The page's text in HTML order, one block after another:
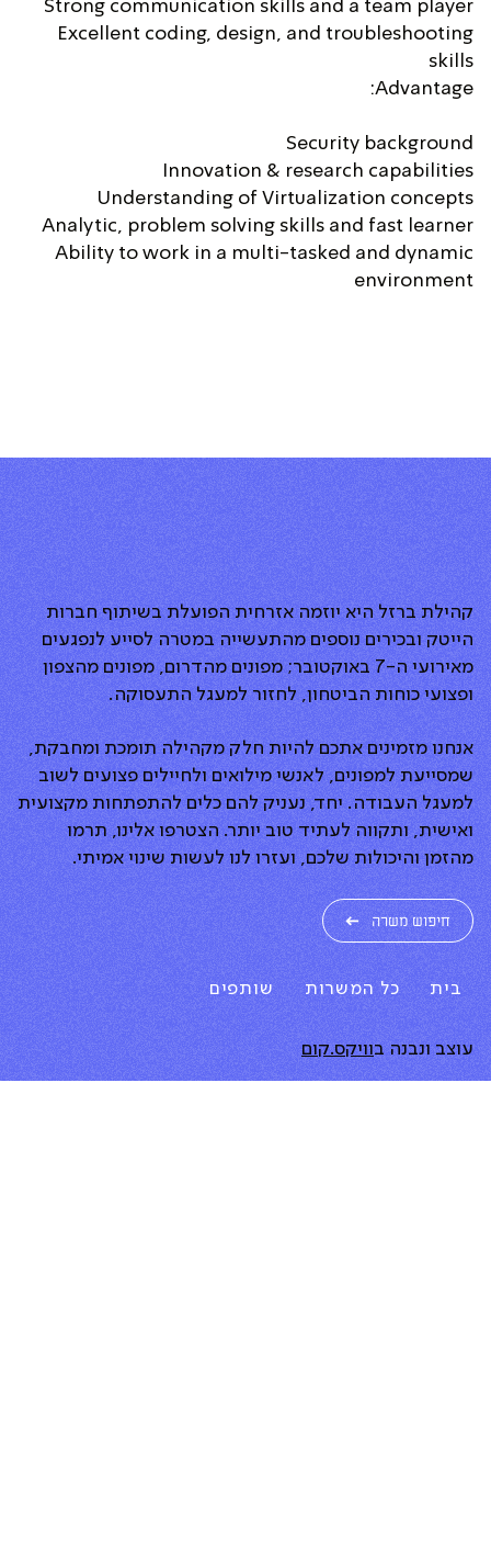
Strong communication skills and a team player
Excellent coding, design, and troubleshooting
skills
Advantage:
Security background
Innovation & research capabilities
Understanding of Virtualization concepts
Analytic, problem solving skills and fast learner
Ability to work in a multi-tasked and dynamic
environment
קהילת ברזל היא יוזמה אזרחית הפועלת בשיתוף חברות
הייטק ובכירים נוספים מהתעשייה במטרה לסייע לנפגעים
מאירועי ה-7 באוקטובר; מפונים מהדרום, מפונים מהצפון
ופצועי כוחות הביטחון, לחזור למעגל התעסוקה.
אנחנו מזמינים אתכם להיות חלק מקהילה תומכת ומחבקת,
שמסייעת למפונים, לאנשי מילואים ולחיילים פצועים לשוב
למעגל העבודה. יחד, נעניק להם כלים להתפתחות מקצועית
ואישית, ותקווה לעתיד טוב יותר. הצטרפו אלינו, תרמו
מהזמן והיכולות שלכם, ועזרו לנו לעשות שינוי אמיתי.
חיפוש משרה
בית כל המשרות שותפים
עוצב ונבנה בוויקס.קום